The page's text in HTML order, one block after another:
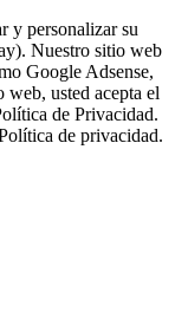
y personalizar su
Nuestro sitio web
Google Adsense,
usted acepta el
de Privacidad.
de privacidad.